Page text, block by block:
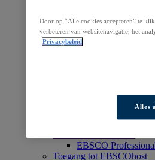
Tijdschriftarchieven
Klinische besluitvorming
Tijdschriften, pakketten en
Dienstverlening
EBSCO eBooks
EBSCOhost
EBSCO
Toegang tot EBSCOhost
Door op “Alle cookies accepteren” te
verbeteren van websitenavigatie, het
Privacybeleid
Alles